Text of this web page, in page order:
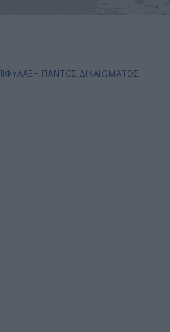
ΠΑΝΤΟΣ ΔΙΚΑΙΩΜΑΤΟΣ